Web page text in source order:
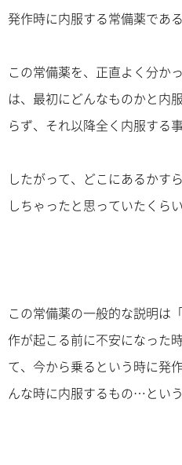
発作時に内服する常備薬である
この常備薬を、正直よく分か
は、最初にどんなものかと内
らず、それ以降全く内服する
したがって、どこにあるかす
しちゃったと思っていたくらい
この常備薬の一般的な説明は
作が起こる前に不安になった
て、今から乗るという時に発
んな時に内服するもの…という